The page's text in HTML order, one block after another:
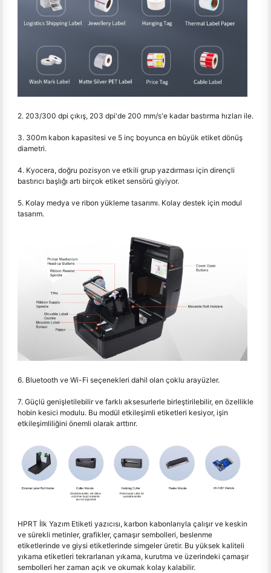
2. 203/300 dpi çıkış, 203 dpi'de 200 mm/s'e kadar bastırma hızları ile.
3. 300m kabon kapasitesi ve 5 inç boyunca en büyük etiket dönüş
diametri.
4. Kyocera, doğru pozisyon ve etkili grup yazdırması için dirençli
bastırıcı başlığı artı birçok etiket sensörü giyiyor.
5. Kolay medya ve ribon yükleme tasarımı. Kolay destek için modul
tasarım.
6. Bluetooth ve Wi-Fi seçenekleri dahil olan çoklu arayüzler.
7. Güçlü genişletilebilir ve farklı aksesurlerle birleştirilebilir, en özellikle
hobin kesici modulu. Bu modül etkileşimli etiketleri kesiyor, işin
etkileşimliliğini önemli olarak arttırır.
HPRT İlk Yazım Etiketi yazıcısı, karbon kabonlarıyla çalışır ve keskin
ve sürekli metinler, grafikler, çamaşır sembolleri, beslenme
etiketlerinde ve giysi etiketlerinde simgeler üretir. Bu yüksek kaliteli
yıkama etiketleri tekrarlanan yıkama, kurutma ve üzerindeki çamaşır
sembolleri her zaman açık ve okumak kolay kalabilir.